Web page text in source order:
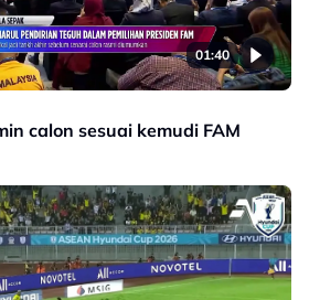
01:40
calon sesuai kemudi FAM